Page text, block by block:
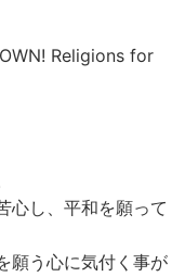
Religions for
心し、平和を願って
願う心に気付く事が